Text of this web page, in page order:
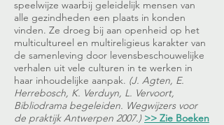
speelwijze waarbij geleidelijk mensen van
alle gezindheden een plaats in konden
vinden. Ze droeg bij aan openheid op het
multicultureel en multireligieus karakter van
de samenleving door levensbeschouwelijke
verhalen uit vele culturen in te werken in
haar inhoudelijke aanpak. (J. Agten, E.
Herrebosch, K. Verduyn, L. Vervoort,
Bibliodrama begeleiden. Wegwijzers voor
de praktijk Antwerpen 2007.) >> Zie Boeken